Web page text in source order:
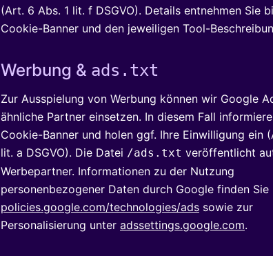
(Art. 6 Abs. 1 lit. f DSGVO). Details entnehmen Sie
Cookie-Banner und den jeweiligen Tool-
Werbung & ads.txt
Zur Ausspielung von Werbung können wir Google
ähnliche Partner einsetzen. In diesem Fall
Cookie-Banner und holen ggf. Ihre Einwilligung ein
lit. a DSGVO). Die Datei /ads.txt veröffentlicht
Werbepartner. Informationen zu der Nutzung
personenbezogener Daten durch Google finden Sie
policies.google.com/technologies/ads sowie zur
Personalisierung unter adssettings.google.com.